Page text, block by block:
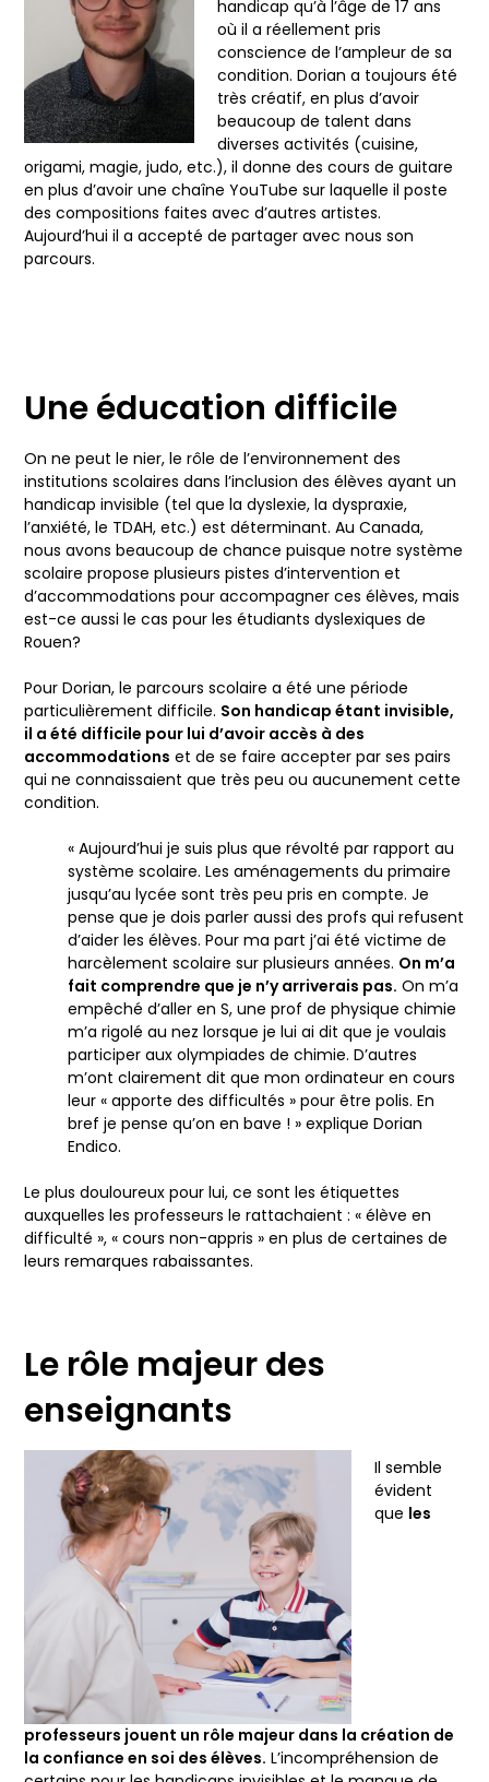
handicap qu’à l’âge de 17 ans
où il a réellement pris
conscience de l’ampleur de sa
condition. Dorian a toujours été
très créatif, en plus d’avoir
beaucoup de talent dans
diverses activités (cuisine,
origami, magie, judo, etc.), il donne des cours de guitare
en plus d’avoir une chaîne YouTube sur laquelle il poste
des compositions faites avec d’autres artistes.
Aujourd’hui il a accepté de partager avec nous son
parcours.
Une éducation difficile
On ne peut le nier, le rôle de l’environnement des
institutions scolaires dans l’inclusion des élèves ayant un
handicap invisible (tel que la dyslexie, la dyspraxie,
l’anxiété, le TDAH, etc.) est déterminant. Au Canada,
nous avons beaucoup de chance puisque notre système
scolaire propose plusieurs pistes d’intervention et
d’accommodations pour accompagner ces élèves, mais
est-ce aussi le cas pour les étudiants dyslexiques de
Rouen?
Pour Dorian, le parcours scolaire a été une période
particulièrement difficile. Son handicap étant invisible,
il a été difficile pour lui d’avoir accès à des
accommodations et de se faire accepter par ses pairs
qui ne connaissaient que très peu ou aucunement cette
condition.
« Aujourd’hui je suis plus que révolté par rapport au
système scolaire. Les aménagements du primaire
jusqu’au lycée sont très peu pris en compte. Je
pense que je dois parler aussi des profs qui refusent
d’aider les élèves. Pour ma part j’ai été victime de
harcèlement scolaire sur plusieurs années. On m’a
fait comprendre que je n’y arriverais pas. On m’a
empêché d’aller en S, une prof de physique chimie
m’a rigolé au nez lorsque je lui ai dit que je voulais
participer aux olympiades de chimie. D’autres
m’ont clairement dit que mon ordinateur en cours
leur « apporte des difficultés » pour être polis. En
bref je pense qu’on en bave ! » explique Dorian
Endico.
Le plus douloureux pour lui, ce sont les étiquettes
auxquelles les professeurs le rattachaient : « élève en
difficulté », « cours non-appris » en plus de certaines de
leurs remarques rabaissantes.
Le rôle majeur des
enseignants
Il semble
évident
que les
professeurs jouent un rôle majeur dans la création de
la confiance en soi des élèves. L’incompréhension de